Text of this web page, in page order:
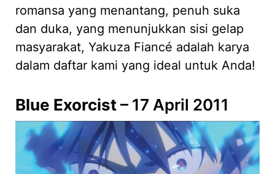
romansa yang menantang, penuh suka
dan duka, yang menunjukkan sisi gelap
masyarakat, Yakuza Fiancé adalah karya
dalam daftar kami yang ideal untuk Anda!
Blue Exorcist– 17 April 2011